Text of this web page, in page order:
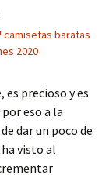
camisetas baratas
2020
es precioso y es
eso a la
dar un poco de
visto al